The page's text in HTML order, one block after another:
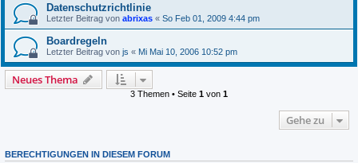
Datenschutzrichtlinie
Letzter Beitrag von abrixas « So Feb 01, 2009 4:44 pm
Boardregeln
Letzter Beitrag von js « Mi Mai 10, 2006 10:52 pm
Neues Thema
3 Themen • Seite 1 von 1
Gehe zu
BERECHTIGUNGEN IN DIESEM FORUM